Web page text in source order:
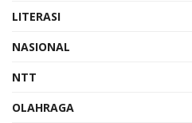
LITERASI
NASIONAL
NTT
OLAHRAGA